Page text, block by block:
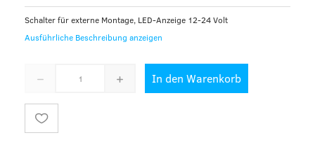
Schalter für externe Montage, LED-Anzeige 12-24 Volt
Ausführliche Beschreibung anzeigen
In den Warenkorb